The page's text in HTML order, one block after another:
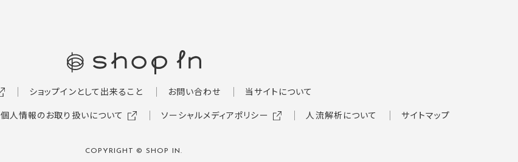
ショップインとして出来ること お問い合わせ
当サイトについて
個人情報のお取り扱いについて ソーシャルメディアポリシー 人流解析について サイトマップ
COPYRIGHT © SHOP IN.